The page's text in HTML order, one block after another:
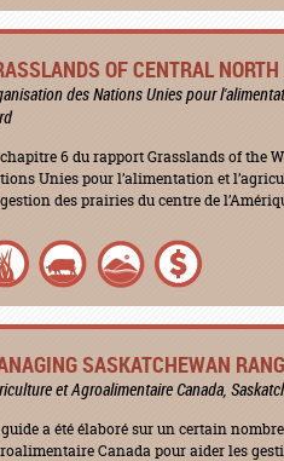
OF CENTRAL
des Nations Unies pour
6 du rapport Grasslands of the
Unies pour l’alimentation et
des prairies du centre de
SASKATCHEWAN
et Agroalimentaire Canada,
guide a été élaboré sur un certain
Canada pour aider les